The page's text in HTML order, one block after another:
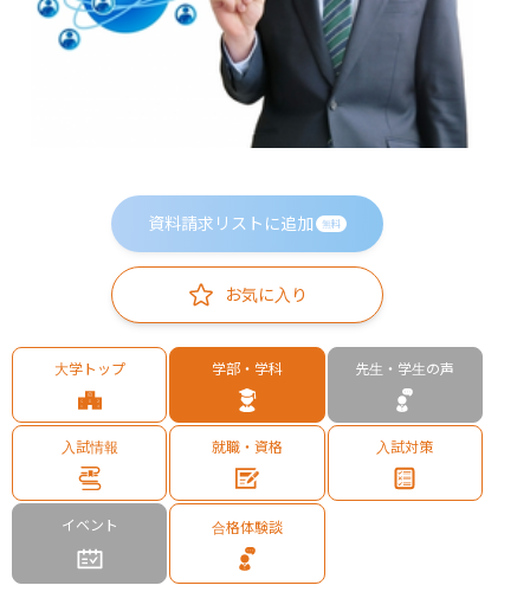
資料請求リストに追加 無料
お気に入り
大学トップ 学部・学科 先生・学生の声
入試情報 就職・資格 入試対策
イベント 合格体験談